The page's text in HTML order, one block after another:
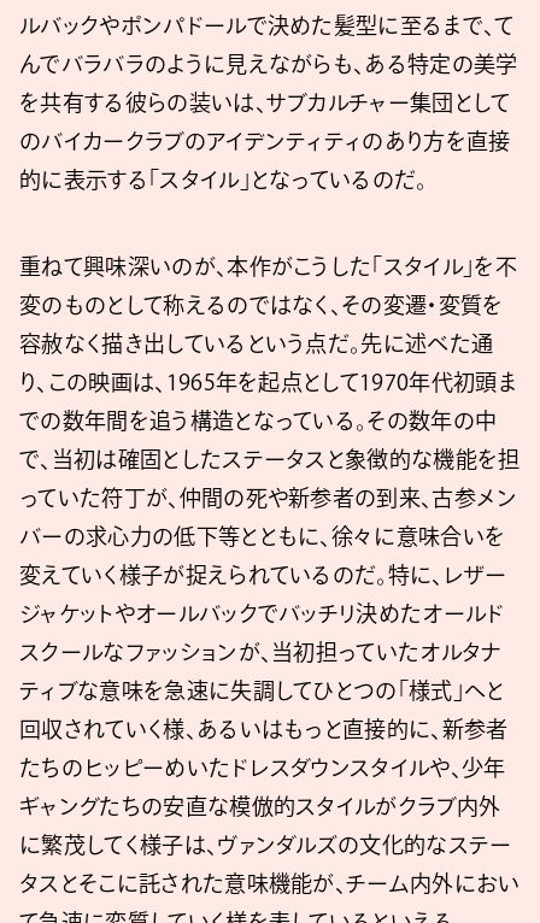
ルバックやポンパドールで決めた髪型に至るまで、て
んでバラバラのように見えながらも、ある特定の美学
を共有する彼らの装いは、サブカルチャー集団として
のバイカークラブのアイデンティティのあり方を直接
的に表示する「スタイル」となっているのだ。
重ねて興味深いのが、本作がこうした「スタイル」を不
変のものとして称えるのではなく、その変遷・変質を
容赦なく描き出しているという点だ。先に述べた通
り、この映画は、1965年を起点として1970年代初頭ま
での数年間を追う構造となっている。その数年の中
で、当初は確固としたステータスと象徴的な機能を担
っていた符丁が、仲間の死や新参者の到来、古参メン
バーの求心力の低下等とともに、徐々に意味合いを
変えていく様子が捉えられているのだ。特に、レザー
ジャケットやオールバックでバッチリ決めたオールド
スクールなファッションが、当初担っていたオルタナ
ティブな意味を急速に失調してひとつの「様式」へと
回収されていく様、あるいはもっと直接的に、新参者
たちのヒッピーめいたドレスダウンスタイルや、少年
ギャングたちの安直な模倣的スタイルがクラブ内外
に繁茂してく様子は、ヴァンダルズの文化的なステー
タスとそこに託された意味機能が、チーム内外におい